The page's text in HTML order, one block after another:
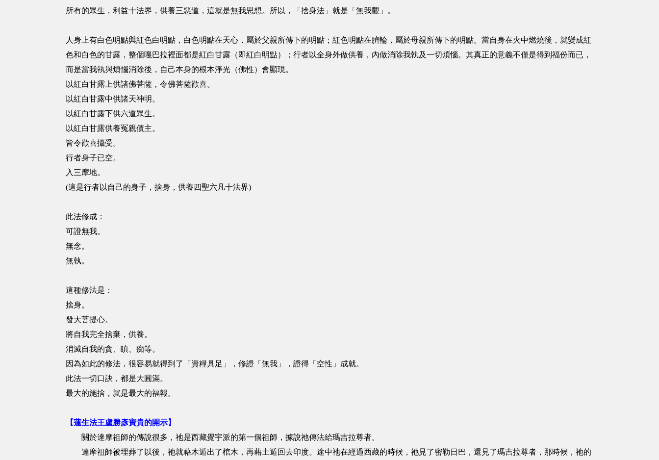
所有的眾生，利益十法界，供養三惡道，這就是無我思想。所以，「捨身法」就是「無我觀」。
人身上有白色明點與紅色白明點，白色明點在天心，屬於父親所傳下的明點；紅色明點在臍輪，屬於母親所傳下的明點。當自身在火中燃燒後，就變成紅
色和白色的甘露，整個嘎巴拉裡面都是紅白甘露（即紅白明點）；行者以全身外做供養，內做消除我執及一切煩惱。其真正的意義不僅是得到福份而已，
而是當我執與煩惱消除後，自己本身的根本淨光（佛性）會顯現。
以紅白甘露上供諸佛菩薩，令佛菩薩歡喜。
以紅白甘露中供諸天神明。
以紅白甘露下供六道眾生。
以紅白甘露供養冤親債主。
皆令歡喜攝受。
行者身子已空。
入三摩地。
(這是行者以自己的身子，捨身，供養四聖六凡十法界)
此法修成：
可證無我。
無念。
無執。
這種修法是：
捨身。
發大菩提心。
將自我完全捨棄，供養。
消滅自我的貪、瞋、痴等。
因為如此的修法，很容易就得到了「資糧具足」，修證「無我」，證得「空性」成就。
此法一切口訣，都是大圓滿。
最大的施捨，就是最大的福報。
【蓮生法王盧勝彥寶貴的開示】
關於達摩祖師的傳說很多，祂是西藏覺宇派的第一個祖師，據說祂傳法給瑪吉拉尊者。
達摩祖師被埋葬了以後，祂就藉木遁出了棺木，再藉土遁回去印度。途中祂在經過西藏的時候，祂見了密勒日巴，還見了瑪吉拉尊者，那時候，祂的